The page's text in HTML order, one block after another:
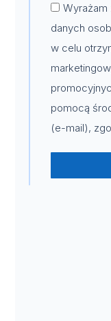
Wyrażam
danych
w celu
pomocą
(e-mail),